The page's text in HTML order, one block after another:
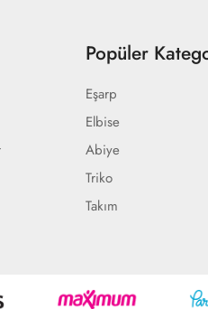
Popüler
Eşarp
Elbise
Abiye
Triko
Takım